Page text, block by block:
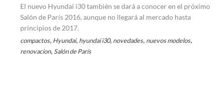
El nuevo Hyundai i30 también se dará a conocer en el próximo
Salón de París 2016, aunque no llegará al mercado hasta
principios de 2017.
compactos, Hyundai, hyundai i30, novedades, nuevos modelos,
renovacion, Salón de París